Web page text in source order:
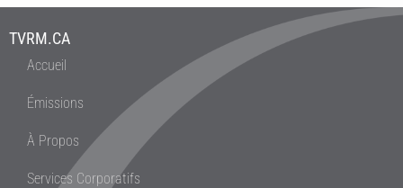
TVRM.CA
Accueil
Émissions
À Propos
Services Corporatifs